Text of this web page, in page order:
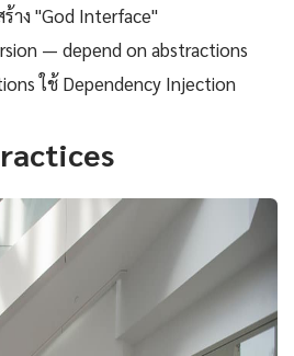
ร้าง "God Interface"
— depend on abstractions
ใช้ Dependency Injection